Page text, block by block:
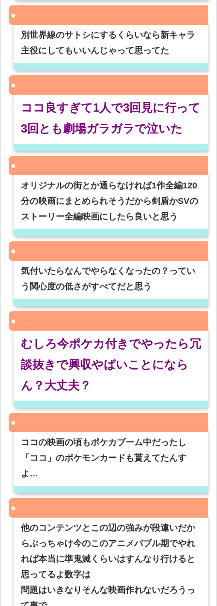
別世界線のサトシにするくらいなら新キャラ
主役にしてもいいんじゃって思ってた
ココ良すぎて1人で3回見に行って
3回とも劇場ガラガラで泣いた
オリジナルの街とか通らなければ1作全編120
分の映画にまとめられそうだから剣盾かSVの
ストーリー全編映画にしたら良いと思う
気付いたらなんでやらなくなったの？ってい
う関心度の低さがすべてだと思う
むしろ今ポケカ付きでやったら冗
談抜きで興収やばいことになら
ん？大丈夫？
ココの映画の頃もポケカブーム中だったし
「ココ」のポケモンカードも貰えてたんす
よ…
他のコンテンツとこの辺の強みが段違いだか
らぶっちゃけ今のこのアニメバブル期でやれ
れば本当に準鬼滅くらいはすんなり行けると
思ってるよ数字は
問題はいきなりそんな映画作れないだろうっ